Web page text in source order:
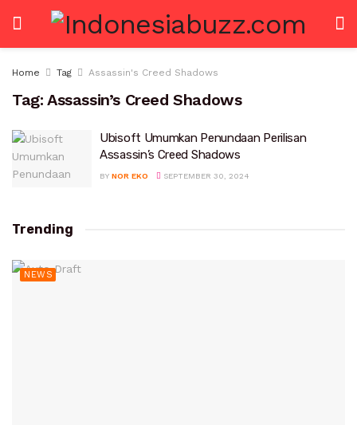
Home Tag Assassin's Creed Shadows
Tag: Assassin’s Creed Shadows
Ubisoft Umumkan Penundaan Perilisan
Assassin’s Creed Shadows
BY NOR EKO SEPTEMBER 30, 2024
Trending
NEWS